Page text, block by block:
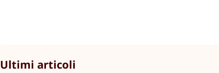
Ultimi articoli